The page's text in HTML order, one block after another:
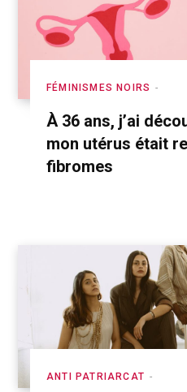
FÉMINISMES NOIRS
À 36 ans, j’ai
mon utérus était
fibromes
ANTI PATRIARCAT